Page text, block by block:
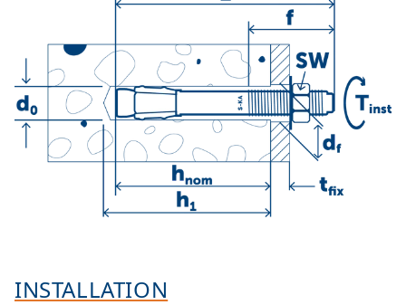
INSTALLATION